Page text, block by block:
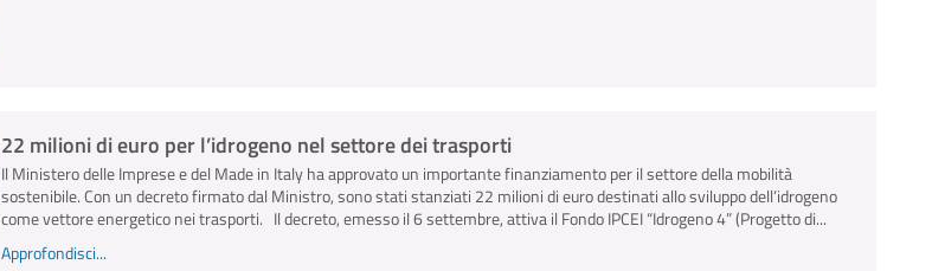
22 milioni di euro per l’idrogeno nel settore dei trasporti
Il Ministero delle Imprese e del Made in Italy ha approvato un importante finanziamento per il settore della mobilità
sostenibile. Con un decreto firmato dal Ministro, sono stati stanziati 22 milioni di euro destinati allo sviluppo dell’idrogeno
come vettore energetico nei trasporti. Il decreto, emesso il 6 settembre, attiva il Fondo IPCEI “Idrogeno 4” (Progetto di...
Approfondisci...